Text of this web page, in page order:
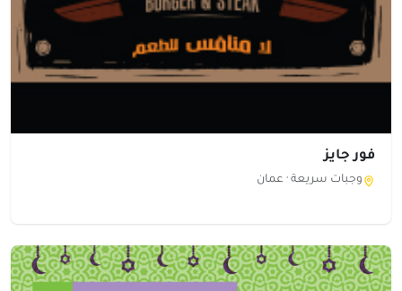
فور جايز
وجبات سريعة · عمان